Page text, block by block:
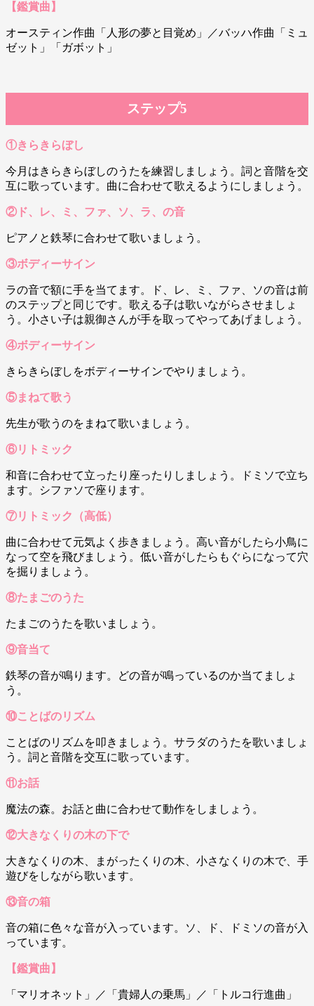
【鑑賞曲】
オースティン作曲「人形の夢と目覚め」／バッハ作曲「ミュ
ゼット」「ガボット」
ステップ5
①きらきらぼし
今月はきらきらぼしのうたを練習しましょう。詞と音階を交
互に歌っています。曲に合わせて歌えるようにしましょう。
②ド、レ、ミ、ファ、ソ、ラ、の音
ピアノと鉄琴に合わせて歌いましょう。
③ボディーサイン
ラの音で額に手を当てます。ド、レ、ミ、ファ、ソの音は前
のステップと同じです。歌える子は歌いながらさせましょ
う。小さい子は親御さんが手を取ってやってあげましょう。
④ボディーサイン
きらきらぼしをボディーサインでやりましょう。
⑤まねて歌う
先生が歌うのをまねて歌いましょう。
⑥リトミック
和音に合わせて立ったり座ったりしましょう。ドミソで立ち
ます。シファソで座ります。
⑦リトミック（高低）
曲に合わせて元気よく歩きましょう。高い音がしたら小鳥に
なって空を飛びましょう。低い音がしたらもぐらになって穴
を掘りましょう。
⑧たまごのうた
たまごのうたを歌いましょう。
⑨音当て
鉄琴の音が鳴ります。どの音が鳴っているのか当てましょ
う。
⑩ことばのリズム
ことばのリズムを叩きましょう。サラダのうたを歌いましょ
う。詞と音階を交互に歌っています。
⑪お話
魔法の森。お話と曲に合わせて動作をしましょう。
⑫大きなくりの木の下で
大きなくりの木、まがったくりの木、小さなくりの木で、手
遊びをしながら歌います。
⑬音の箱
音の箱に色々な音が入っています。ソ、ド、ドミソの音が入
っています。
【鑑賞曲】
「マリオネット」／「貴婦人の乗馬」／「トルコ行進曲」